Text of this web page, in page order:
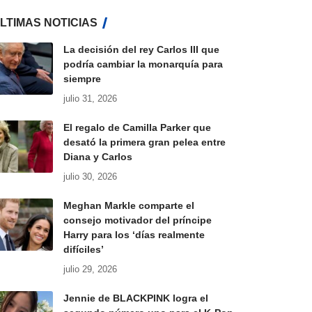
NOTICIAS
La decisión del rey Carlos III que
podría cambiar la monarquía para
siempre
julio 31, 2026
El regalo de Camilla Parker que
desató la primera gran pelea entre
Diana y Carlos
julio 30, 2026
Meghan Markle comparte el
consejo motivador del príncipe
Harry para los ‘días realmente
difíciles’
julio 29, 2026
Jennie de BLACKPINK logra el